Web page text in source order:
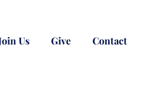
Us Give Contact